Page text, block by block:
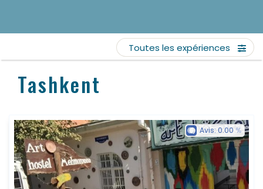
Tashkent
Toutes les expériences
Avis: 0.00